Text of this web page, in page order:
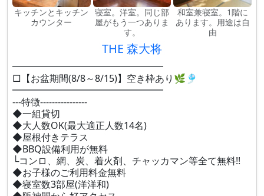
キッチンとキッチン
カウンター
寝室。洋室。同じ部
屋がもう一つありま
す。
和室兼寝室。1階に
あります。用途は自
由
THE 森大将
━━━━━━━━━━━━━━━━
□【お盆期間(8/8～8/15)】空き枠あり🌿🎐
━━━━━━━━━━━━━━━━
---特徴----------------
◆一組貸切
◆大人数OK(最大適正人数14名)
◆屋根付きテラス
◆BBQ設備利用が無料
└コンロ、網、炭、着火剤、チャッカマン等全て無料!!
◆お子様のご利用料金無料
◆寝室数3部屋(洋洋和)